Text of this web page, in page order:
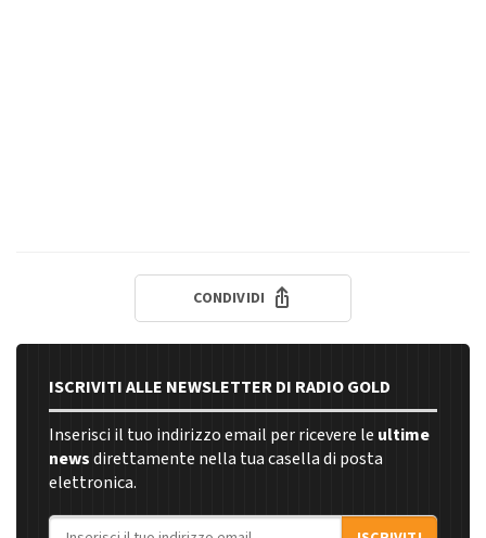
CONDIVIDI
ISCRIVITI ALLE NEWSLETTER DI RADIO GOLD
Inserisci il tuo indirizzo email per ricevere le ultime
newsdirettamente nella tua casella di posta
elettronica.
Indirizzo email